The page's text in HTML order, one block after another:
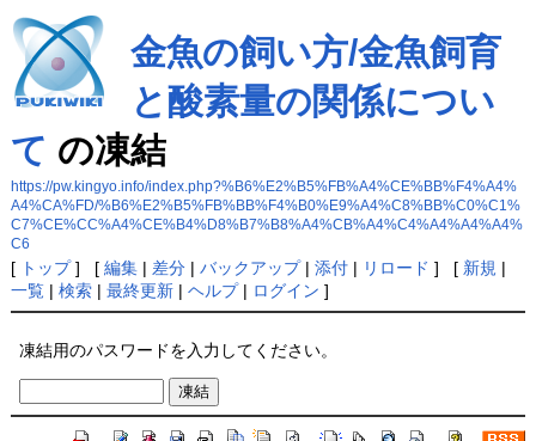
金魚の飼い方/金魚飼育
と酸素量の関係につい
て の凍結
https://pw.kingyo.info/index.php?%B6%E2%B5%FB%A4%CE%BB%F4%A4%
A4%CA%FD/%B6%E2%B5%FB%BB%F4%B0%E9%A4%C8%BB%C0%C1%
C7%CE%CC%A4%CE%B4%D8%B7%B8%A4%CB%A4%C4%A4%A4%A4%
C6
[ トップ] [ 編集| 差分| バックアップ| 添付| リロード ] [ 新規 |
一覧| 検索| 最終更新| ヘルプ| ログイン ]
凍結用のパスワードを入力してください。